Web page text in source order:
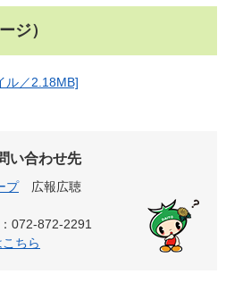
ジ）​
ル／2.18MB]
い合わせ先
プ
広報広聴
072-872-2291
ちら